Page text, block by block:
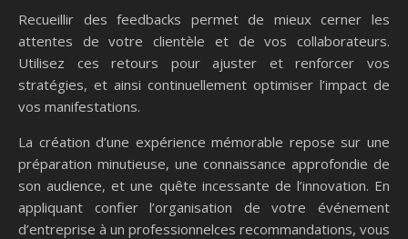
Recueillir des feedbacks permet de mieux cerner les
attentes de votre clientèle et de vos collaborateurs.
Utilisez ces retours pour ajuster et renforcer vos
stratégies, et ainsi continuellement optimiser l’impact de
vos manifestations.
La création d’une expérience mémorable repose sur une
préparation minutieuse, une connaissance approfondie de
son audience, et une quête incessante de l’innovation. En
appliquant confier l’organisation de votre événement
d’entreprise à un professionnelces recommandations, vous